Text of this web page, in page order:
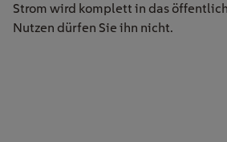
Strom wird komplett in das
Nutzen dürfen Sie ihn nicht.